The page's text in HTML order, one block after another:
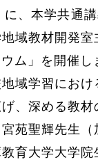
、本学共通
域教材開発室
ム」を開催し
域学習にお
、深める教材
苑聖輝先生（
育大学大学院